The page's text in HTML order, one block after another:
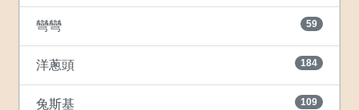
彎彎 59
洋蔥頭 184
兔斯基 109